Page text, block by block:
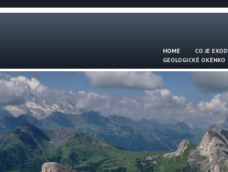
HOME
CO JE
GEOLOGICKÉ OKÉNKO